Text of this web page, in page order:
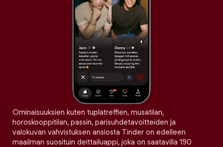
Ominaisuuksien kuten tuplatreffien, musatilan,
horoskooppitilan, passin, parisuhdetavoitteiden ja
valokuvan vahvistuksen ansiosta Tinder on edelleen
maailman suosituin deittailuappi, joka on saatavilla 190